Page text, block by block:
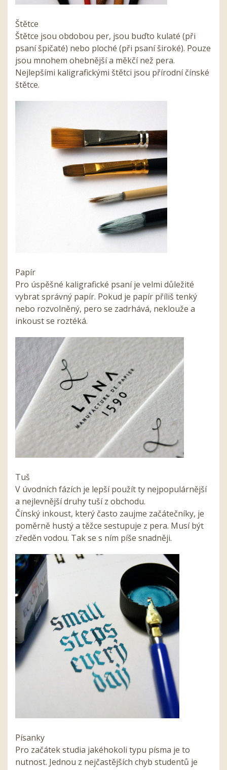
Štětce
Štětce jsou obdobou per, jsou buďto kulaté (při
psaní špičaté) nebo ploché (při psaní široké). Pouze
jsou mnohem ohebnější a měkčí než pera.
Nejlepšími kaligrafickými štětci jsou přírodní čínské
štětce.
Papír
Pro úspěšné kaligrafické psaní je velmi důležité
vybrat správný papír. Pokud je papír příliš tenký
nebo rozvolněný, pero se zadrhává, neklouže a
inkoust se roztéká.
Tuš
V úvodních fázích je lepší použít ty nejpopulárnější
a nejlevnější druhy tuší z obchodu.
Čínský inkoust, který často zaujme začátečníky, je
poměrně hustý a těžce sestupuje z pera. Musí být
zředěn vodou. Tak se s ním píše snadněji.
Písanky
Pro začátek studia jakéhokoli typu písma je to
nutnost. Jednou z nejčastějších chyb studentů je